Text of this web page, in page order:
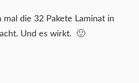
die 32 Pakete Laminat in
Und es wirkt. 🙂